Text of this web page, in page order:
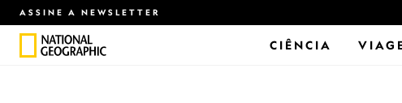
ASSINE A NEWSLETTER
CIÊNCIA